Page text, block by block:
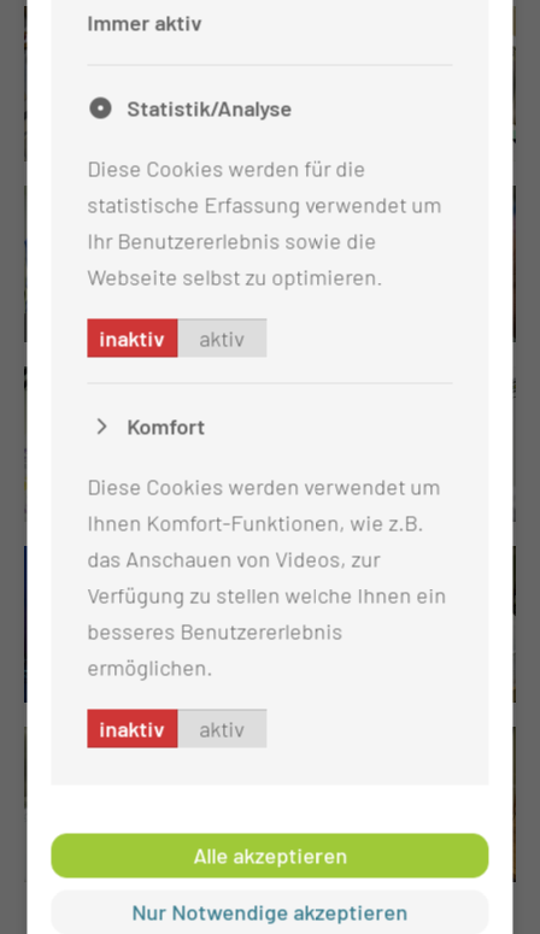
Immer aktiv
Statistik/Analyse
Diese Cookies werden für die
statistische Erfassung verwendet um
Ihr Benutzererlebnis sowie die
Webseite selbst zu optimieren.
inaktiv aktiv
Komfort
Diese Cookies werden verwendet um
Ihnen Komfort-Funktionen, wie z.B.
das Anschauen von Videos, zur
Verfügung zu stellen welche Ihnen ein
besseres Benutzererlebnis
ermöglichen.
inaktiv aktiv
Alle akzeptieren
Nur Notwendige akzeptieren